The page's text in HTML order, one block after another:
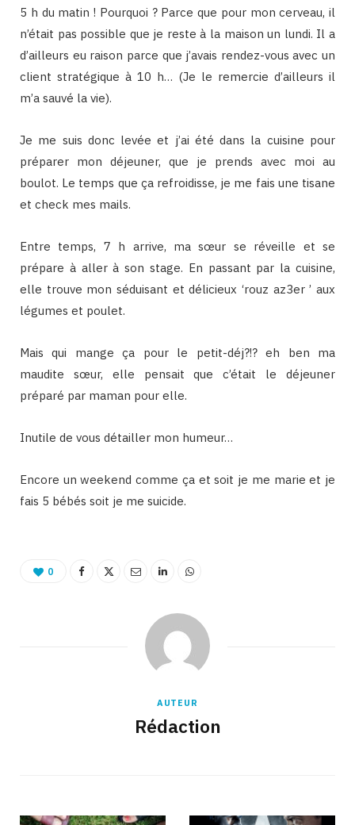
5 h du matin ! Pourquoi ? Parce que pour mon cerveau, il
n’était pas possible que je reste à la maison un lundi. Il a
d’ailleurs eu raison parce que j’avais rendez-vous avec un
client stratégique à 10 h… (Je le remercie d’ailleurs il
m’a sauvé la vie).
Je me suis donc levée et j’ai été dans la cuisine pour
préparer mon déjeuner, que je prends avec moi au
boulot. Le temps que ça refroidisse, je me fais une tisane
et check mes mails.
Entre temps, 7 h arrive, ma sœur se réveille et se
prépare à aller à son stage. En passant par la cuisine,
elle trouve mon séduisant et délicieux ‘rouz az3er ’ aux
légumes et poulet.
Mais qui mange ça pour le petit-déj?!? eh ben ma
maudite sœur, elle pensait que c’était le déjeuner
préparé par maman pour elle.
Inutile de vous détailler mon humeur…
Encore un weekend comme ça et soit je me marie et je
fais 5 bébés soit je me suicide.
0
AUTEUR
Rédaction